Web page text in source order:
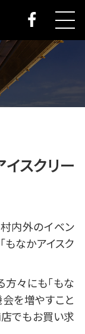
スクリー
内外のイベン
もなかアイスク
々にも「もな
会を増やすこと
でもお買い求